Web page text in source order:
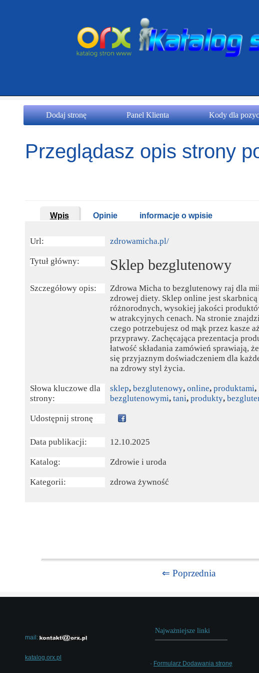
Dodaj stronę Panel Klienta Kody dla
Przeglądasz opis strony
Wpis Opinie informacje o wpisie
Url: zdrowamicha.pl/
Tytuł główny: Sklep bezglutenowy
Szczegółowy opis:
Zdrowa Micha to bezglutenowy raj dla
zdrowej diety. Sklep online jest skarbnicą
różnorodnych, wysokiej jakości
w atrakcyjnych cenach. Na stronie
czego potrzebujesz od mąk przez kasze
przyprawy. Zachęcająca prezentacja
łatwość składania zamówień sprawiają,
się przyjaznym doświadczeniem dla
na zdrowy styl życia.
Słowa kluczowe dla
strony:
sklep, bezglutenowy, online, produktami,
bezglutenowymi, tani, produkty,
Udostępnij stronę
Data publikacji: 12.10.2025
Katalog: Zdrowie i uroda
Kategorii: zdrowa żywność
⇐ Poprzednia
mail:
katalog.orx.pl
Najważniejsze linki
· Formularz Dodawania stronę